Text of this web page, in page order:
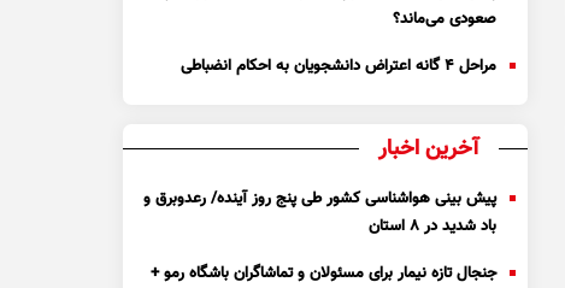
صعودی می‌ماند؟
مراحل ۴ گانه اعتراض دانشجویان به احکام انضباطی
آخرین اخبار
پیش بینی هواشناسی کشور طی پنج روز آینده/ رعدوبرق و
باد شدید در ۸ استان
جنجال تازه نیمار برای مسئولان و تماشاگران باشگاه رمو +